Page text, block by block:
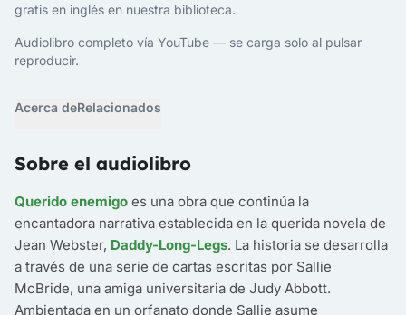
gratis en inglés en nuestra biblioteca.
Audiolibro completo vía YouTube — se carga solo al pulsar
reproducir.
Acerca deRelacionados
Sobre el audiolibro
Querido enemigo es una obra que continúa la
encantadora narrativa establecida en la querida novela de
Jean Webster, Daddy-Long-Legs. La historia se desarrolla
a través de una serie de cartas escritas por Sallie
McBride, una amiga universitaria de Judy Abbott.
Ambientada en un orfanato donde Sallie asume